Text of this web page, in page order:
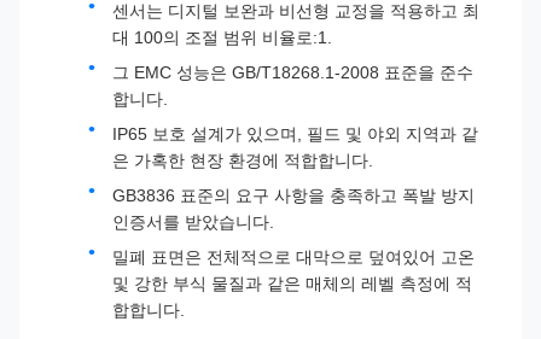
센서는 디지털 보완과 비선형 교정을 적용하고 최
대 100의 조절 범위 비율로:1.
그 EMC 성능은 GB/T18268.1-2008 표준을 준수
합니다.
IP65 보호 설계가 있으며, 필드 및 야외 지역과 같
은 가혹한 현장 환경에 적합합니다.
GB3836 표준의 요구 사항을 충족하고 폭발 방지
인증서를 받았습니다.
밀폐 표면은 전체적으로 대막으로 덮여있어 고온
및 강한 부식 물질과 같은 매체의 레벨 측정에 적
합합니다.